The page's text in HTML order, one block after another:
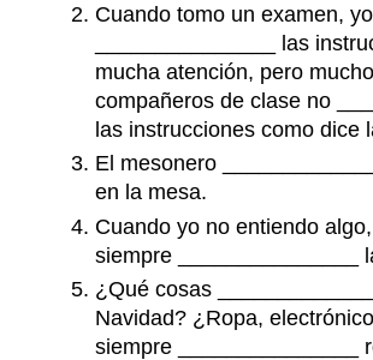
Cuando tomo un examen,
_______________ las
mucha atención, pero
compañeros de clase no
las instrucciones como dice
El mesonero
en la mesa.
Cuando yo no entiendo
siempre _______________
¿Qué cosas
Navidad? ¿Ropa,
siempre _______________